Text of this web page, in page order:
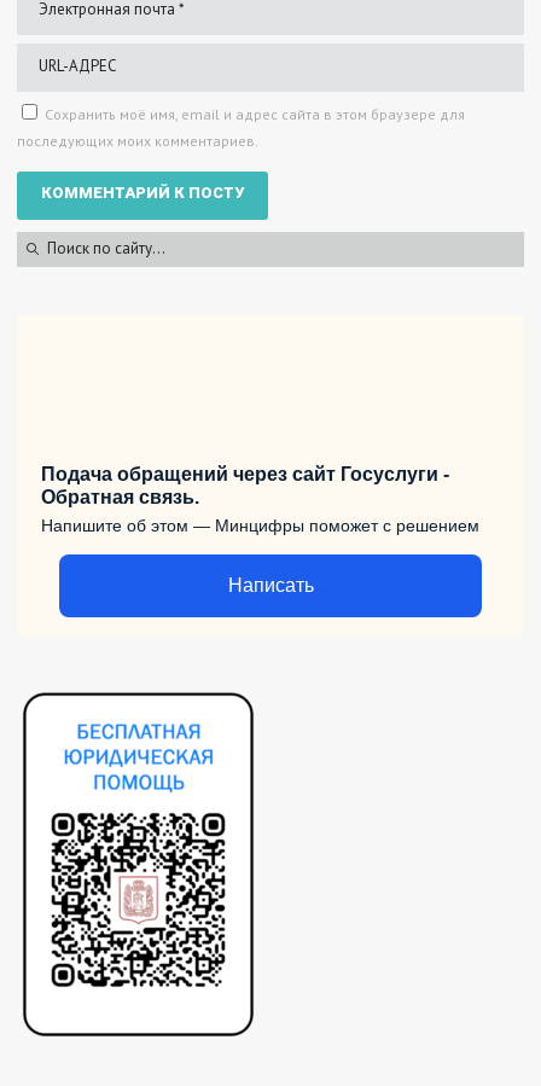
Сохранить моё имя, email и адрес сайта в этом браузере для
последующих моих комментариев.
Подача обращений через сайт Госуслуги -
Обратная связь.
Напишите об этом — Минцифры поможет с решением
Написать